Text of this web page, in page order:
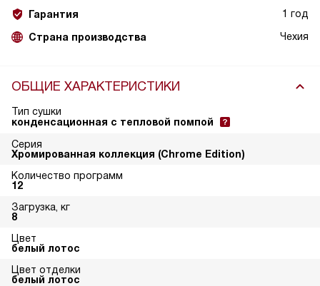
Гарантия 1 год
Страна производства Чехия
ОБЩИЕ ХАРАКТЕРИСТИКИ
Тип сушки
конденсационная с тепловой помпой
Серия
Хромированная коллекция (Chrome Edition)
Количество программ
12
Загрузка, кг
8
Цвет
белый лотос
Цвет отделки
белый лотос